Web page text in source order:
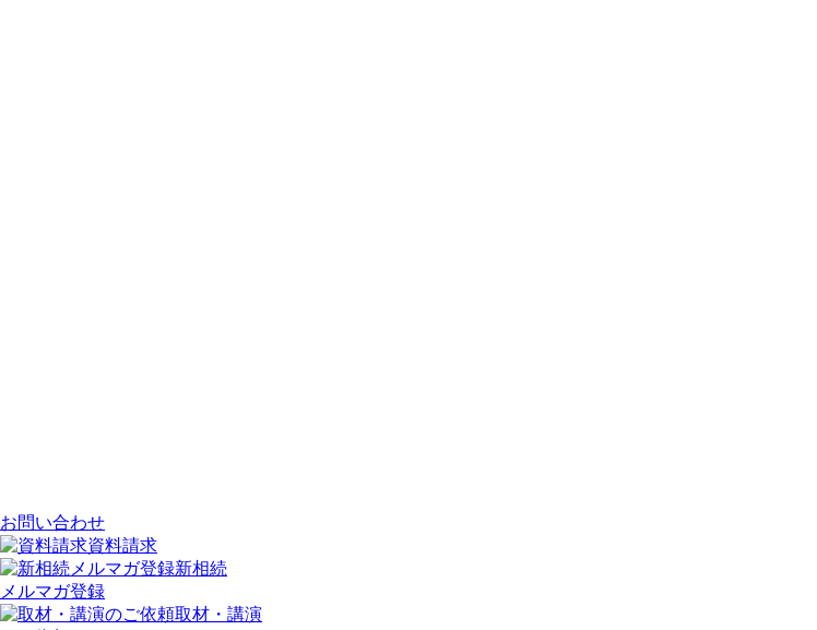
お問い合わせ
資料請求
新相続
メルマガ登録
取材・講演